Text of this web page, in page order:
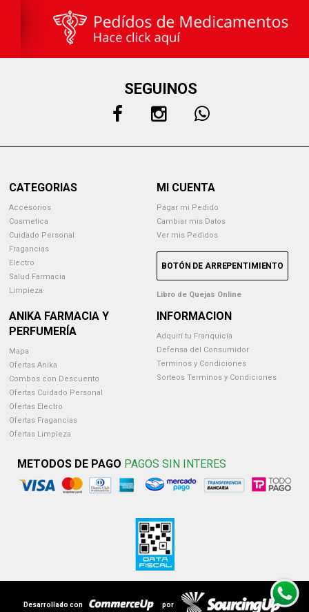
SEGUINOS
CATEGORIAS
Accesorios
Cosmetica
Cuidado Personal
Fragancias
Electro
Salud Farmacia
Limpieza
MI CUENTA
Pagar mi Pedido
Cambiar mis Datos
Ver mis Pedidos
BOTÓN DE ARREPENTIMIENTO
Libro de Quejas Online
ANIKA FARMACIA Y
PERFUMERÍA
Mapa
Ofertas Anika
Combos con Descuento
Ofertas Cuidado Personal
Ofertas Electro
Ofertas Fragancias
Ofertas Limpieza
INFORMACION
Adquirí tu Franquicia
Defensa del Consumidor
Terminos y Condiciones
Sorteos Terminos y Condiciones
METODOS DE PAGO PAGOS SIN INTERES
Desarrollado con por